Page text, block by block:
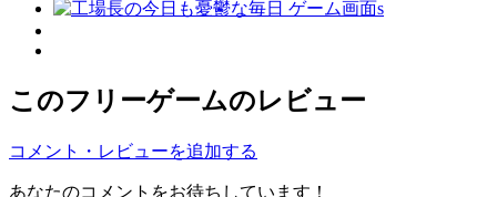
このフリーゲームのレビュー
コメント・レビューを追加する
あなたのコメントをお待ちしています！